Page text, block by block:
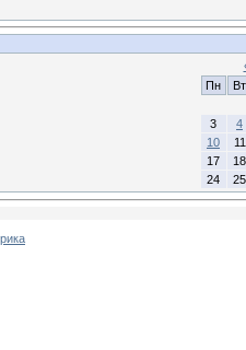
Пн
Вт
3
4
10
11
17
18
24
25